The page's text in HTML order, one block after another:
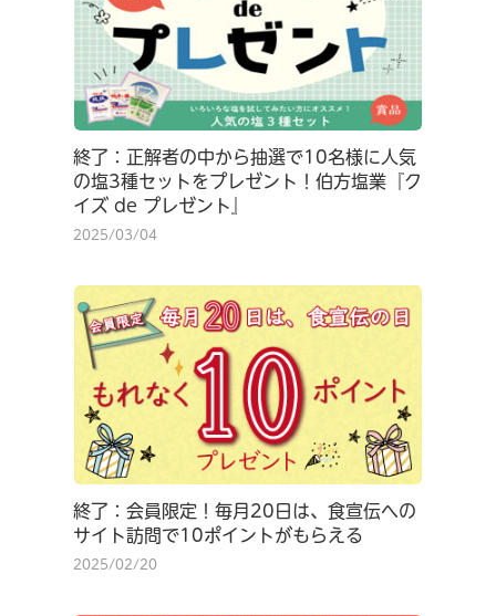
終了：正解者の中から抽選で10名様に人気
の塩3種セットをプレゼント！伯方塩業『ク
イズ de プレゼント』
2025/03/04
終了：会員限定！毎月20日は、食宣伝への
サイト訪問で10ポイントがもらえる
2025/02/20